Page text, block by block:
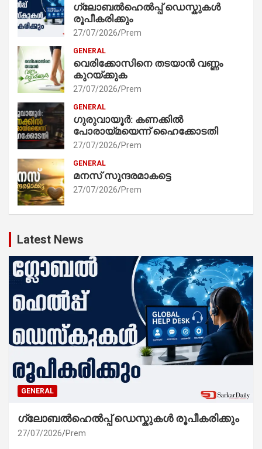
ഗ്ലോബൽഹെൽപ്പ് ഡെസ്കുകൾ
രൂപീകരിക്കും
27/07/2026 Prem
GENERAL
വെരിക്കോസിനെ തടയാൻ വണ്ണം
കുറയ്ക്കുക
27/07/2026 Prem
GENERAL
ഗുരുവായൂർ: കണക്കിൽ
പോരായ്മയെന്ന് ഹൈക്കോടതി
27/07/2026 Prem
GENERAL
മനസ് സുന്ദരമാകട്ടെ
27/07/2026 Prem
Latest News
GENERAL
ഗ്ലോബൽഹെൽപ്പ് ഡെസ്കുകൾ രൂപീകരിക്കും
27/07/2026 Prem